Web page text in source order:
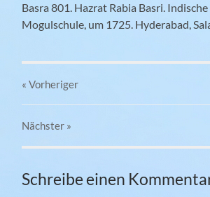
Basra 801. Hazrat Rabia Basri.
Mogulschule, um 1725. Hyderabad,
« Vorheriger
Nächster »
Schreibe einen